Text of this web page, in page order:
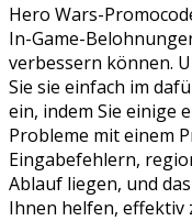
Hero Wars-
In-Game-
verbessern können.
Sie sie einfach im
ein, indem Sie einige
Probleme mit einem
Eingabefehlern,
Ablauf liegen, und
Ihnen helfen, effektiv